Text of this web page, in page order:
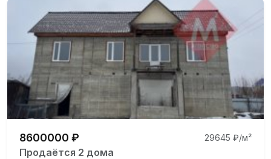
8600000 ₽ 29645 ₽/м²
Продаётся 2 дома